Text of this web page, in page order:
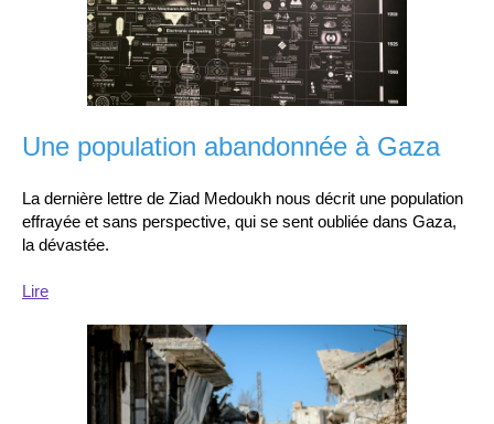
Une population abandonnée à Gaza
La dernière lettre de Ziad Medoukh nous décrit une population
effrayée et sans perspective, qui se sent oubliée dans Gaza,
la dévastée.
Lire